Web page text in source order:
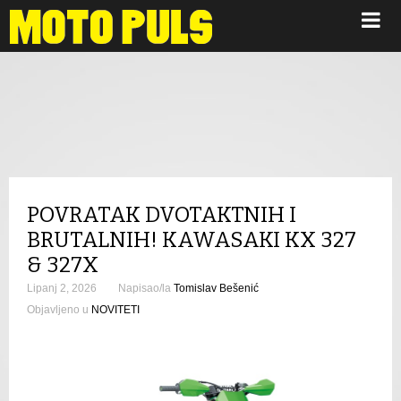
POVRATAK DVOTAKTNIH I
BRUTALNIH! KAWASAKI KX 327
& 327X
Lipanj 2, 2026 Napisao/la Tomislav Bešenić
Objavljeno u NOVITETI